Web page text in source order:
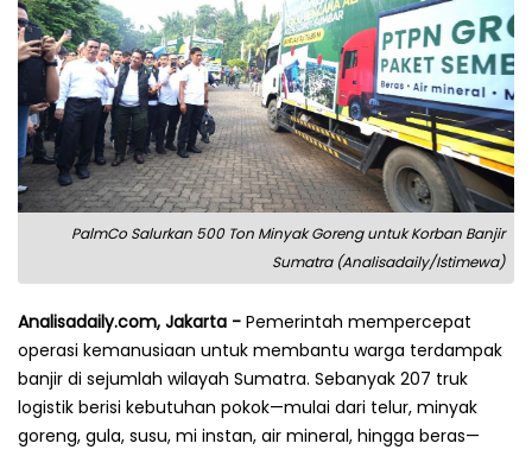
PalmCo Salurkan 500 Ton Minyak Goreng untuk Korban Banjir
Sumatra (Analisadaily/Istimewa)
Analisadaily.com, Jakarta - Pemerintah mempercepat
operasi kemanusiaan untuk membantu warga terdampak
banjir di sejumlah wilayah Sumatra. Sebanyak 207 truk
logistik berisi kebutuhan pokok—mulai dari telur, minyak
goreng, gula, susu, mi instan, air mineral, hingga beras—